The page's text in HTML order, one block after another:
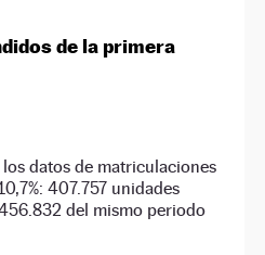
de la primera
datos de matriculaciones
407.757 unidades
del mismo periodo